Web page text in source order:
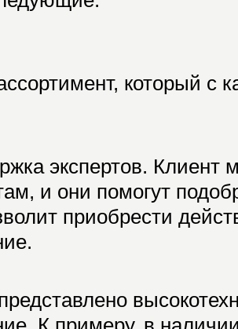
который с
экспертов. Клиент
и они помогут
приобрести